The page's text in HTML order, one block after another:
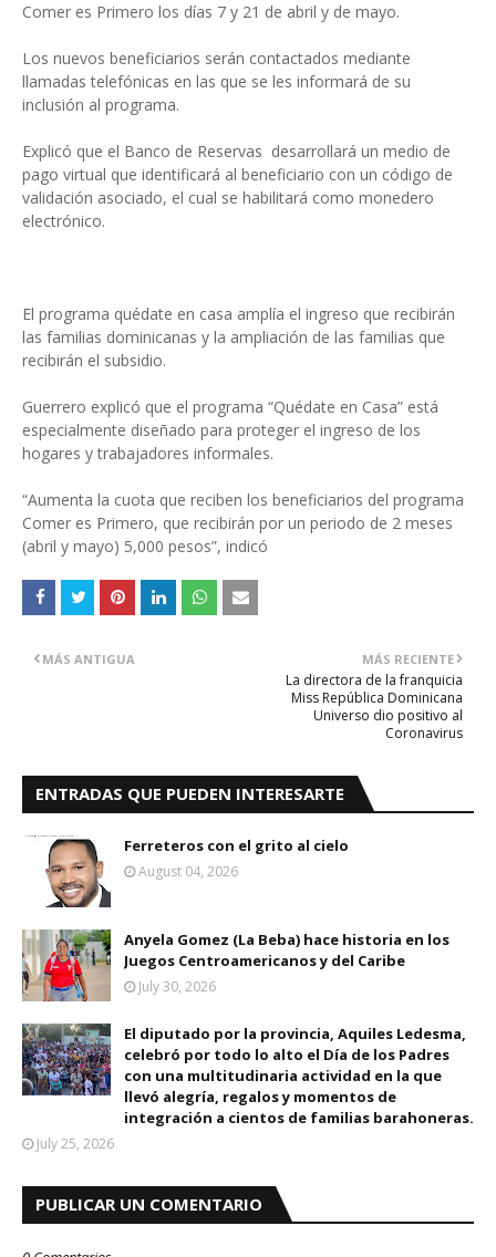
Comer es Primero los días 7 y 21 de abril y de mayo.
Los nuevos beneficiarios serán contactados mediante
llamadas telefónicas en las que se les informará de su
inclusión al programa.
Explicó que el Banco de Reservas desarrollará un medio de
pago virtual que identificará al beneficiario con un código de
validación asociado, el cual se habilitará como monedero
electrónico.
El programa quédate en casa amplía el ingreso que recibirán
las familias dominicanas y la ampliación de las familias que
recibirán el subsidio.
Guerrero explicó que el programa “Quédate en Casa” está
especialmente diseñado para proteger el ingreso de los
hogares y trabajadores informales.
“Aumenta la cuota que reciben los beneficiarios del programa
Comer es Primero, que recibirán por un periodo de 2 meses
(abril y mayo) 5,000 pesos”, indicó
MÁS RECIENTE
La directora de la franquicia
Miss República Dominicana
Universo dio positivo al
Coronavirus
MÁS ANTIGUA
ENTRADAS QUE PUEDEN INTERESARTE
Ferreteros con el grito al cielo
August 04, 2026
Anyela Gomez (La Beba) hace historia en los
Juegos Centroamericanos y del Caribe
July 30, 2026
El diputado por la provincia, Aquiles Ledesma,
celebró por todo lo alto el Día de los Padres
con una multitudinaria actividad en la que
llevó alegría, regalos y momentos de
integración a cientos de familias barahoneras.
July 25, 2026
PUBLICAR UN COMENTARIO